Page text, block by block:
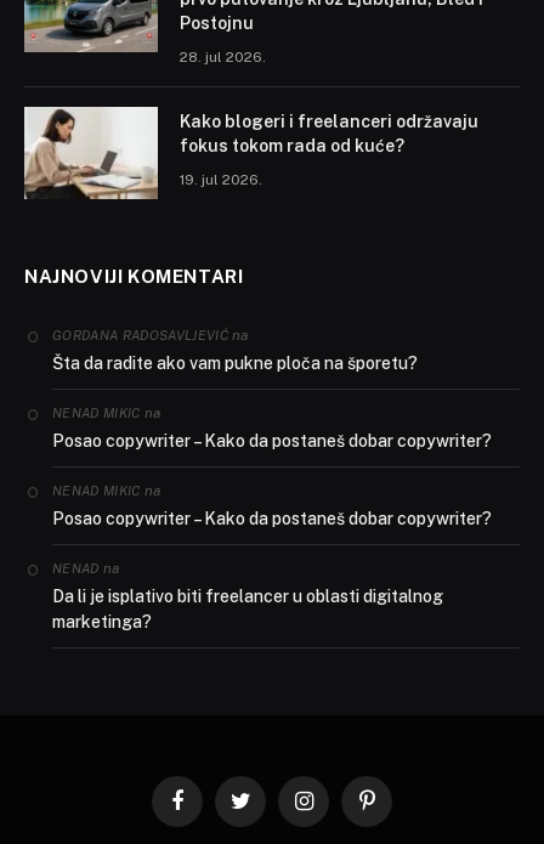
Postojnu
28. jul 2026.
Kako blogeri i freelanceri održavaju
fokus tokom rada od kuće?
19. jul 2026.
NAJNOVIJI KOMENTARI
GORDANA RADOSAVLJEVIĆna
Šta da radite ako vam pukne ploča na šporetu?
NENAD MIKIC na
Posao copywriter – Kako da postaneš dobar copywriter?
NENAD MIKIC na
Posao copywriter – Kako da postaneš dobar copywriter?
NENAD na
Da li je isplativo biti freelancer u oblasti digitalnog
marketinga?
FacebookTwitter InstagramPinterest